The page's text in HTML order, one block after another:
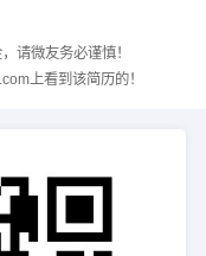
请微友务必谨慎！
上看到该简历的！